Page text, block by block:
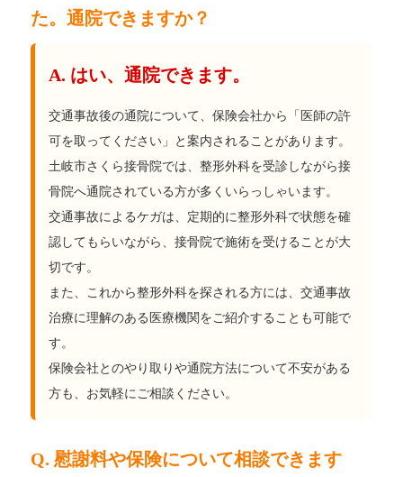
た。通院できますか？
A. はい、通院できます。
交通事故後の通院について、保険会社から「医師の許
可を取ってください」と案内されることがあります。
土岐市さくら接骨院では、整形外科を受診しながら接
骨院へ通院されている方が多くいらっしゃいます。
交通事故によるケガは、定期的に整形外科で状態を確
認してもらいながら、接骨院で施術を受けることが大
切です。
また、これから整形外科を探される方には、交通事故
治療に理解のある医療機関をご紹介することも可能で
す。
保険会社とのやり取りや通院方法について不安がある
方も、お気軽にご相談ください。
Q. 慰謝料や保険について相談できます